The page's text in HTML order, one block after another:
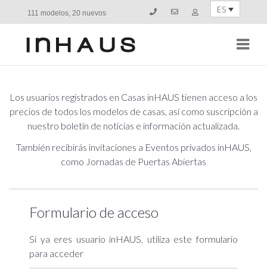
111 modelos, 20 nuevos ES
Los usuarios registrados en Casas inHAUS tienen acceso a los
precios de todos los modelos de casas, así como suscripción a
nuestro boletín de noticias e información actualizada.
También recibirás invitaciones a Eventos privados inHAUS,
como Jornadas de Puertas Abiertas
Formulario de acceso
Si ya eres usuario inHAUS, utiliza este formulario
para acceder